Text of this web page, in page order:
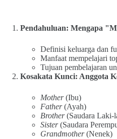
Pendahuluan: Mengapa
Definisi keluarga dan
Manfaat mempelajari
Tujuan pembelajaran
Kosakata Kunci: Anggota
Mother(Ibu)
Father(Ayah)
Brother(Saudara Laki-
Sister(Saudara
Grandmother(Nenek)